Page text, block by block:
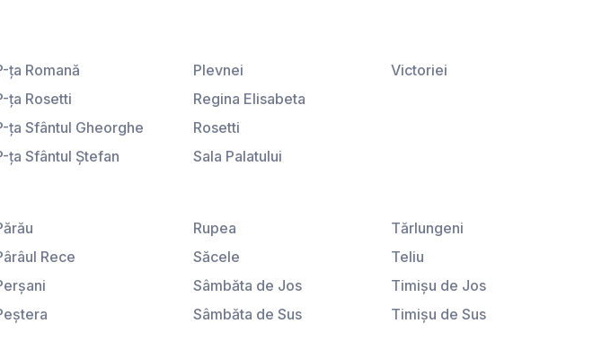
ţa Romană
ţa Rosetti
ţa Sfântul Gheorghe
ţa Sfântul Ştefan
Plevnei
Regina Elisabeta
Rosetti
Sala Palatului
Victoriei
Rece
Rupea
Săcele
Sâmbăta de Jos
Sâmbăta de Sus
Tărlungeni
Teliu
Timişu de Jos
Timişu de Sus